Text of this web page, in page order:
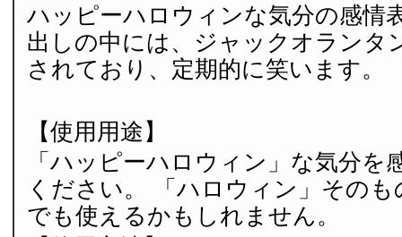
ハッピーハロウィンな気分の感情
出しの中には、ジャックオランタ
されており、定期的に笑います。
【使用用途】
「ハッピーハロウィン」な気分を
ください。 「ハロウィン」その
でも使えるかもしれません。